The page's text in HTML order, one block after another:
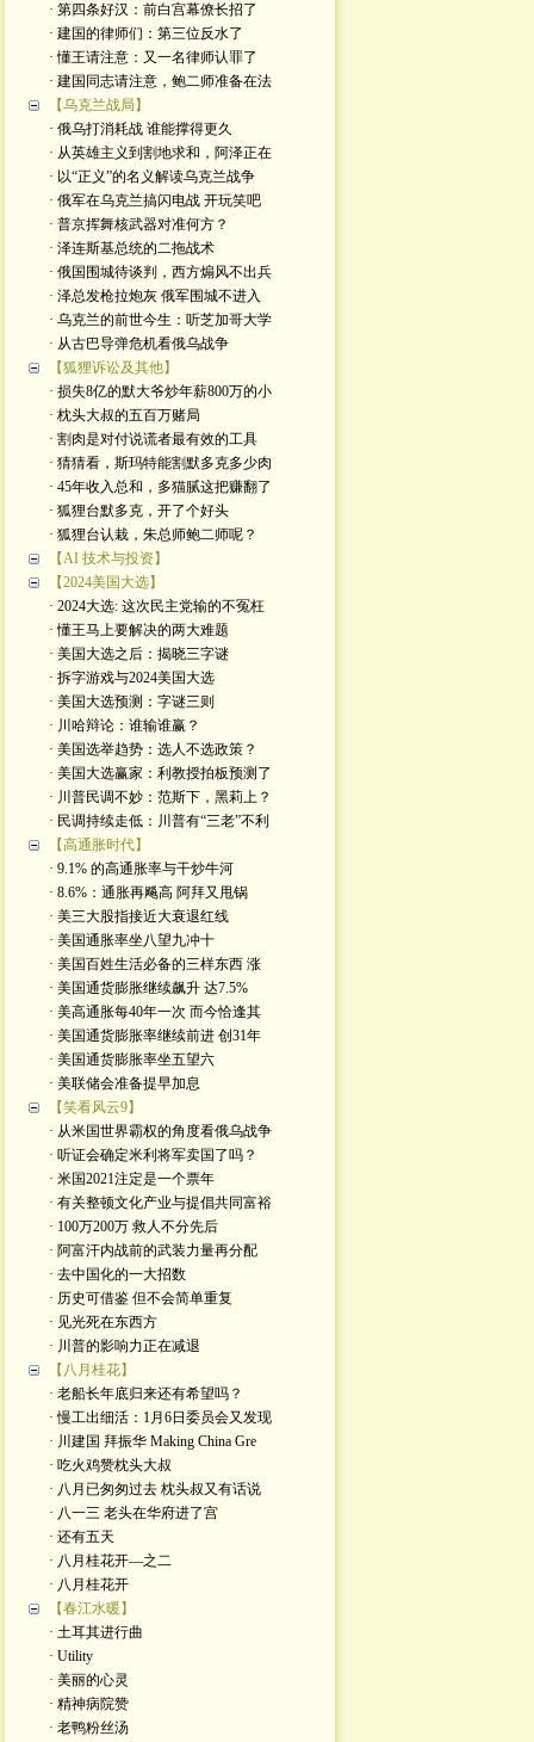
· 第四条好汉：前白宫幕僚长招了
· 建国的律师们：第三位反水了
· 懂王请注意：又一名律师认罪了
· 建国同志请注意，鲍二师准备在法
【乌克兰战局】
· 俄乌打消耗战 谁能撑得更久
· 从英雄主义到割地求和，阿泽正在
· 以“正义”的名义解读乌克兰战争
· 俄军在乌克兰搞闪电战 开玩笑吧
· 普京挥舞核武器对准何方？
· 泽连斯基总统的二拖战术
· 俄国围城待谈判，西方煽风不出兵
· 泽总发枪拉炮灰 俄军围城不进入
· 乌克兰的前世今生：听芝加哥大学
· 从古巴导弹危机看俄乌战争
【狐狸诉讼及其他】
· 损失8亿的默大爷炒年薪800万的小
· 枕头大叔的五百万赌局
· 割肉是对付说谎者最有效的工具
· 猜猜看，斯玛特能割默多克多少肉
· 45年收入总和，多猫腻这把赚翻了
· 狐狸台默多克，开了个好头
· 狐狸台认栽，朱总师鲍二师呢？
【AI 技术与投资】
【2024美国大选】
· 2024大选: 这次民主党输的不冤枉
· 懂王马上要解决的两大难题
· 美国大选之后：揭晓三字谜
· 拆字游戏与2024美国大选
· 美国大选预测：字谜三则
· 川哈辩论：谁输谁赢？
· 美国选举趋势：选人不选政策？
· 美国大选赢家：利教授拍板预测了
· 川普民调不妙：范斯下，黑莉上？
· 民调持续走低：川普有“三老”不利
【高通胀时代】
· 9.1% 的高通胀率与干炒牛河
· 8.6%：通胀再飚高 阿拜又甩锅
· 美三大股指接近大衰退红线
· 美国通胀率坐八望九冲十
· 美国百姓生活必备的三样东西 涨
· 美国通货膨胀继续飙升 达7.5%
· 美高通胀每40年一次 而今恰逢其
· 美国通货膨胀率继续前进 创31年
· 美国通货膨胀率坐五望六
· 美联储会准备提早加息
【笑看风云9】
· 从米国世界霸权的角度看俄乌战争
· 听证会确定米利将军卖国了吗？
· 米国2021注定是一个票年
· 有关整顿文化产业与提倡共同富裕
· 100万200万 救人不分先后
· 阿富汗内战前的武装力量再分配
· 去中国化的一大招数
· 历史可借鉴 但不会简单重复
· 见光死在东西方
· 川普的影响力正在减退
【八月桂花】
· 老船长年底归来还有希望吗？
· 慢工出细活：1月6日委员会又发现
· 川建国 拜振华 Making China Gre
· 吃火鸡赞枕头大叔
· 八月已匆匆过去 枕头叔又有话说
· 八一三 老头在华府进了宫
· 还有五天
· 八月桂花开—之二
· 八月桂花开
【春江水暖】
· 土耳其进行曲
· Utility
· 美丽的心灵
· 精神病院赞
· 老鸭粉丝汤